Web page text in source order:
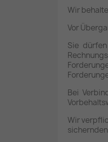
Wir
Vor
Sie
Bei
Wir